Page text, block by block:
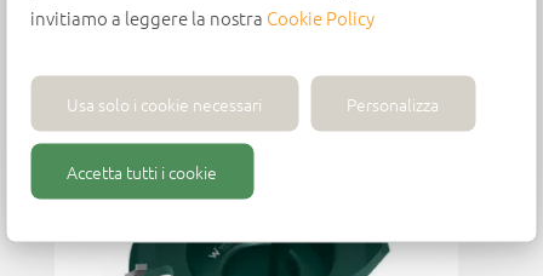
invitiamo a leggere la nostra Cookie Policy
Usa solo i cookie necessari Personalizza
Accetta tutti i cookie